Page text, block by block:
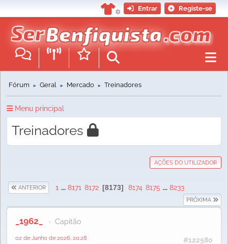
Entrar Registe-se
Fórum ► Geral ► Mercado ► Treinadores
Menu principal
Treinadores
AÇÕES DO UTILIZADOR
ANTERIOR 1 ... 8171 8172 8173 8174 8175 ... 8233
PRÓXIMA
_1962_ Capitão
#122580
02 de Junho de 2026, 20:28